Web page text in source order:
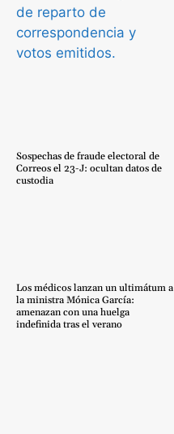
Sospechas de fraude electoral de
Correos el 23-J: ocultan datos de
custodia
Los médicos lanzan un ultimátum a
la ministra Mónica García:
amenazan con una huelga
indefinida tras el verano